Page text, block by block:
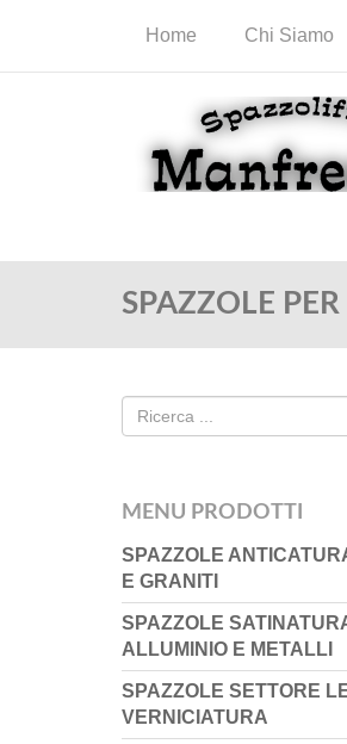
Home Chi Siamo
SPAZZOLE
MENU PRODOTTI
SPAZZOLE
E GRANITI
SPAZZOLE
ALLUMINIO E METALLI
SPAZZOLE SETTORE
VERNICIATURA